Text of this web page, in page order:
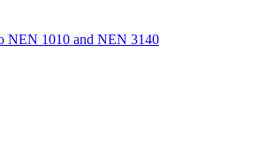
NEN 1010 and NEN 3140